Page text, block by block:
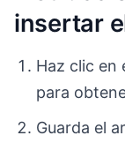
insertar
Haz clic en
para
Guarda el